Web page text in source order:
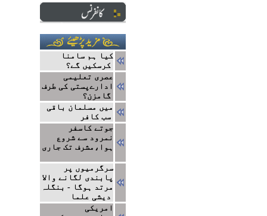
کیا ہم سامنا
کرسکیں گے؟
عصری تعلیمی
ادارےپستی کی طرف
گامزن؟
میں مسلمان باقی
سب کافر
جوتے کاسفر
نمرود سے شروع
ہوا،مشرف تک جاری
سرگرمیوں پر
پابندی لگانے والا
مرتد ہوگا - بنگلہ
دیشی علما
امریکی